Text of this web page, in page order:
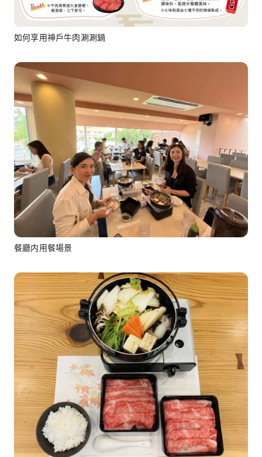
如何享用神戶牛肉涮涮鍋
餐廳内用餐場景